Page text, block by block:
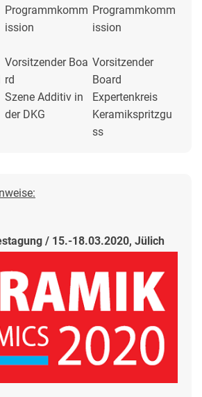
Programmkomm
ission
Vorsitzender Boa
rd
Szene Additiv in
der DKG
Programmkomm
ission
Vorsitzender
Board
Expertenkreis
Keramikspritzgu
ss
/ 15.-18.03.2020, Jülich